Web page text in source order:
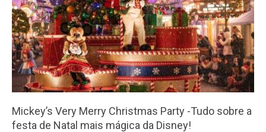
Mickey’s Very Merry Christmas Party -Tudo sobre a
festa de Natal mais mágica da Disney!